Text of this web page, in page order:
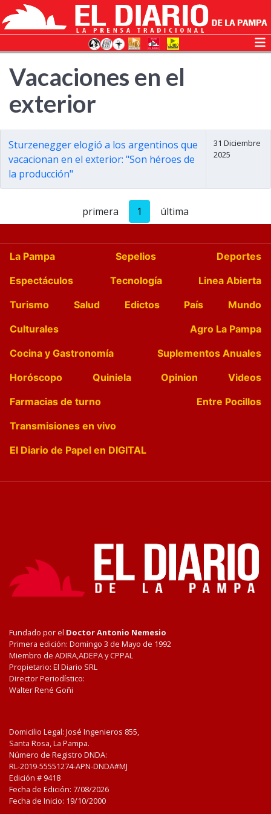
Vacaciones en el
exterior
Sturzenegger elogió a los argentinos que
vacacionan en el exterior: "Son héroes de
la producción"
31 Diciembre
2025
primera 1 última
La Pampa Sepelios
Deportes
Espectáculos
Tecnología
Linea Abierta
Turismo
Salud Edictos País
Mundo
Culturales
Agro La Pampa
Cocina y Gastronomía
Suplementos Anuales
Horóscopo
Quiniela Opinion
Videos
Farmacias de turno
Entre Pocillos
Transmisiones en vivo
El Diario de Papel en DIGITAL
Fundado por el Doctor Antonio Nemesio
Primera edición: Domingo 3 de Mayo de 1992
Miembro de ADIRA,ADEPA y CPPAL
Propietario: El Diario SRL
Director Periodístico:
Walter René Goñi
Domicilio Legal: José Ingenieros 855,
Santa Rosa, La Pampa.
Número de Registro DNDA:
RL-2019-55551274-APN-DNDA#MJ
Edición # 9418
Fecha de Edición: 7/08/2026
Fecha de Inicio: 19/10/2000